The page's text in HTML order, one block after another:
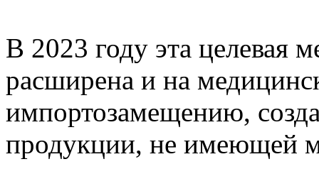
В 2023 году эта целевая
расширена и на
импортозамещению,
продукции, не имеющей